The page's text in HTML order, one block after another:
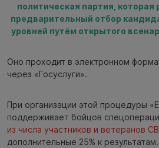
политическая партия, которая
предварительный отбор
уровней путём открытого
Оно проходит в электронном
через «Госуслуги».
При организации этой процедуры
поддерживает бойцов
из числа участников и ветеранов
дополнительные 25% к результатам.